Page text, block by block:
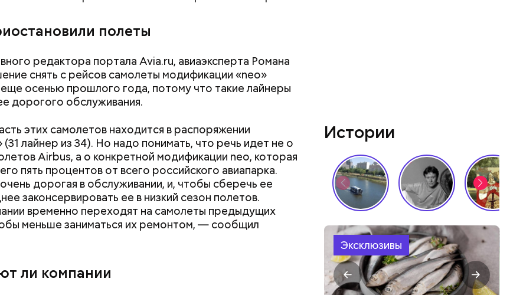
полеты
редактора портала Avia.ru, авиаэксперта Романа
снять с рейсов самолеты модификации «neo»
осенью прошлого года, потому что такие лайнеры
дорогого обслуживания.
этих самолетов находится в распоряжении
(31 лайнер из 34). Но надо понимать, что речь идет не о
Airbus, а о конкретной модификации neo, которая
пять процентов от всего российского авиапарка.
дорогая в обслуживании, и, чтобы сберечь ее
законсервировать ее в низкий сезон полетов.
временно переходят на самолеты предыдущих
меньше заниматься их ремонтом, — сообщил
ли компании
кабачков
Истории
Эксклюзивы